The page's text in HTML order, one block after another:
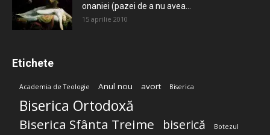
onaniei (pazei de a nu avea...
15 aprilie 2010
Etichete
Academia de Teologie Anul nou avort Biserica
Biserica Ortodoxă
Biserica Sfânta Treime biserică Botezul